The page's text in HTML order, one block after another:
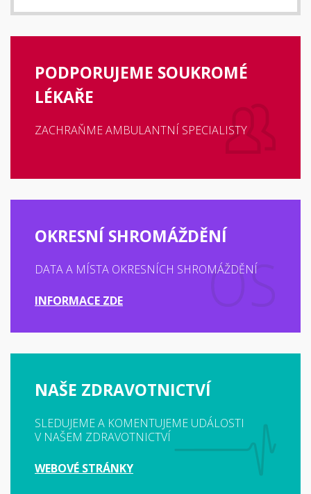
PODPORUJEME SOUKROMÉ
LÉKAŘE
ZACHRAŇME AMBULANTNÍ SPECIALISTY
OKRESNÍ SHROMÁŽDĚNÍ
DATA A MÍSTA OKRESNÍCH SHROMÁŽDĚNÍ
INFORMACE ZDE
NAŠE ZDRAVOTNICTVÍ
SLEDUJEME A KOMENTUJEME UDÁLOSTI
V NAŠEM ZDRAVOTNICTVÍ
WEBOVÉ STRÁNKY